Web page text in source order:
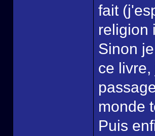
fait
religion
Sinon
ce
monde
Puis